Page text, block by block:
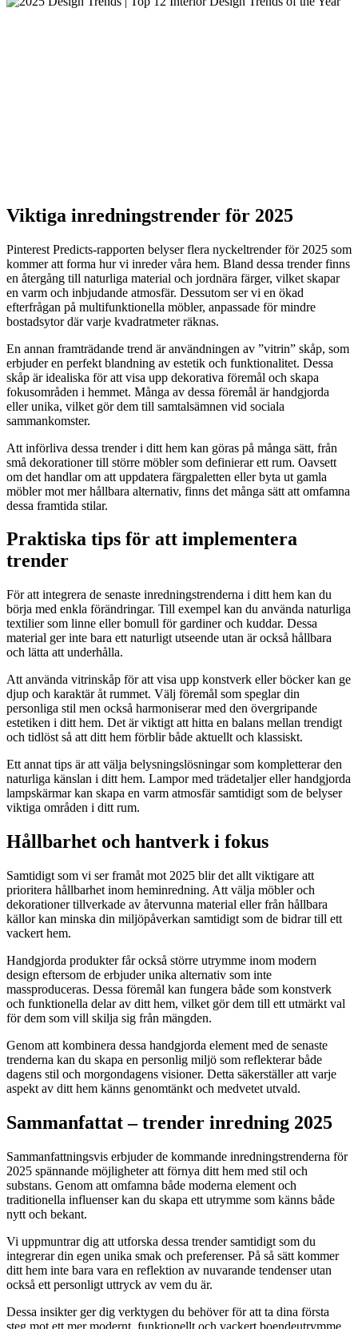
Viktiga inredningstrender för 2025
Pinterest Predicts-rapporten belyser flera nyckeltrender för 2025 som
kommer att forma hur vi inreder våra hem. Bland dessa trender finns
en återgång till naturliga material och jordnära färger, vilket skapar
en varm och inbjudande atmosfär. Dessutom ser vi en ökad
efterfrågan på multifunktionella möbler, anpassade för mindre
bostadsytor där varje kvadratmeter räknas.
En annan framträdande trend är användningen av ”vitrin” skåp, som
erbjuder en perfekt blandning av estetik och funktionalitet. Dessa
skåp är idealiska för att visa upp dekorativa föremål och skapa
fokusområden i hemmet. Många av dessa föremål är handgjorda
eller unika, vilket gör dem till samtalsämnen vid sociala
sammankomster.
Att införliva dessa trender i ditt hem kan göras på många sätt, från
små dekorationer till större möbler som definierar ett rum. Oavsett
om det handlar om att uppdatera färgpaletten eller byta ut gamla
möbler mot mer hållbara alternativ, finns det många sätt att omfamna
dessa framtida stilar.
Praktiska tips för att implementera
trender
För att integrera de senaste inredningstrenderna i ditt hem kan du
börja med enkla förändringar. Till exempel kan du använda naturliga
textilier som linne eller bomull för gardiner och kuddar. Dessa
material ger inte bara ett naturligt utseende utan är också hållbara
och lätta att underhålla.
Att använda vitrinskåp för att visa upp konstverk eller böcker kan ge
djup och karaktär åt rummet. Välj föremål som speglar din
personliga stil men också harmoniserar med den övergripande
estetiken i ditt hem. Det är viktigt att hitta en balans mellan trendigt
och tidlöst så att ditt hem förblir både aktuellt och klassiskt.
Ett annat tips är att välja belysningslösningar som kompletterar den
naturliga känslan i ditt hem. Lampor med trädetaljer eller handgjorda
lampskärmar kan skapa en varm atmosfär samtidigt som de belyser
viktiga områden i ditt rum.
Hållbarhet och hantverk i fokus
Samtidigt som vi ser framåt mot 2025 blir det allt viktigare att
prioritera hållbarhet inom heminredning. Att välja möbler och
dekorationer tillverkade av återvunna material eller från hållbara
källor kan minska din miljöpåverkan samtidigt som de bidrar till ett
vackert hem.
Handgjorda produkter får också större utrymme inom modern
design eftersom de erbjuder unika alternativ som inte
massproduceras. Dessa föremål kan fungera både som konstverk
och funktionella delar av ditt hem, vilket gör dem till ett utmärkt val
för dem som vill skilja sig från mängden.
Genom att kombinera dessa handgjorda element med de senaste
trenderna kan du skapa en personlig miljö som reflekterar både
dagens stil och morgondagens visioner. Detta säkerställer att varje
aspekt av ditt hem känns genomtänkt och medvetet utvald.
Sammanfattat –trender inredning 2025
Sammanfattningsvis erbjuder de kommande inredningstrenderna för
2025 spännande möjligheter att förnya ditt hem med stil och
substans. Genom att omfamna både moderna element och
traditionella influenser kan du skapa ett utrymme som känns både
nytt och bekant.
Vi uppmuntrar dig att utforska dessa trender samtidigt som du
integrerar din egen unika smak och preferenser. På så sätt kommer
ditt hem inte bara vara en reflektion av nuvarande tendenser utan
också ett personligt uttryck av vem du är.
Dessa insikter ger dig verktygen du behöver för att ta dina första
steg mot ett mer modernt, funktionellt och vackert boendeutrymme.